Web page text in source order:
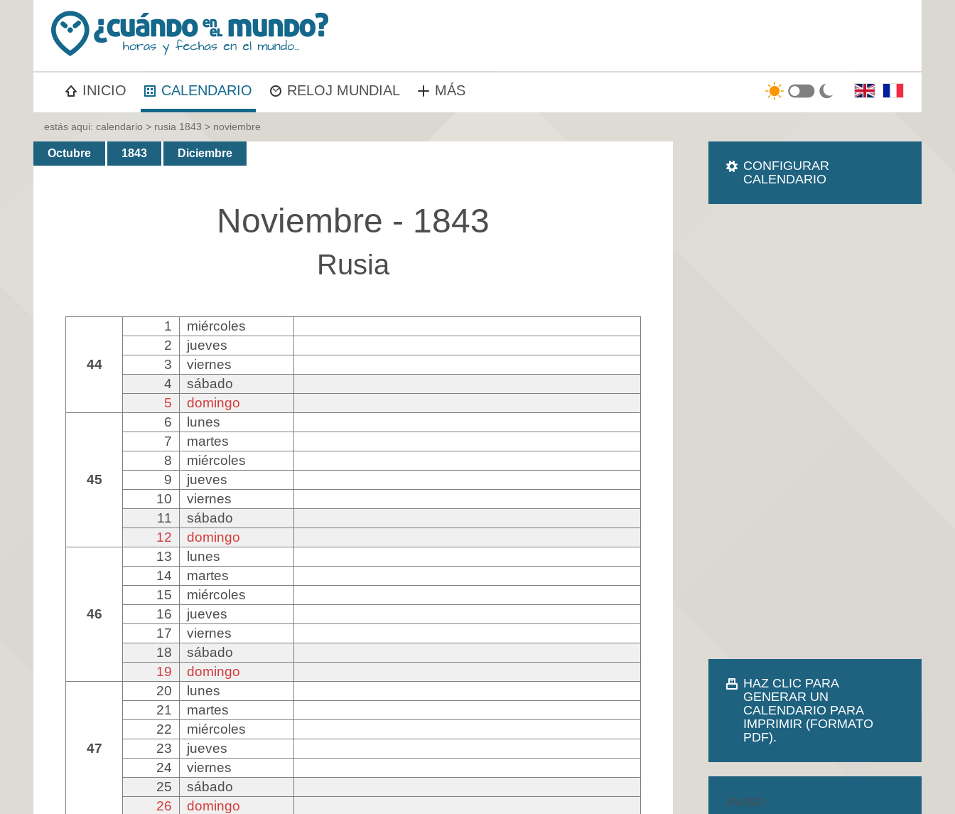
INICIO CALENDARIO RELOJ MUNDIAL MÁS
estás aqui: calendario > rusia 1843 > noviembre
Octubre 1843 Diciembre
Noviembre - 1843
Rusia
44
1
miércoles
2
jueves
3
viernes
4
sábado
5
domingo
45
6
lunes
7
martes
8
miércoles
9
jueves
10
viernes
11
sábado
12
domingo
46
13
lunes
14
martes
15
miércoles
16
jueves
17
viernes
18
sábado
19
domingo
47
20
lunes
21
martes
22
miércoles
23
jueves
24
viernes
25
sábado
26
domingo
CONFIGURAR
CALENDARIO
HAZ CLIC PARA
GENERAR UN
CALENDARIO PARA
IMPRIMIR (FORMATO
PDF).
AVISO